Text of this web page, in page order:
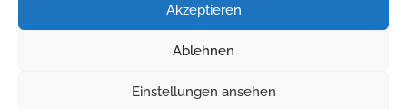
Akzeptieren
Ablehnen
Einstellungen ansehen
Körperverletzung
Impressum Datenschutz